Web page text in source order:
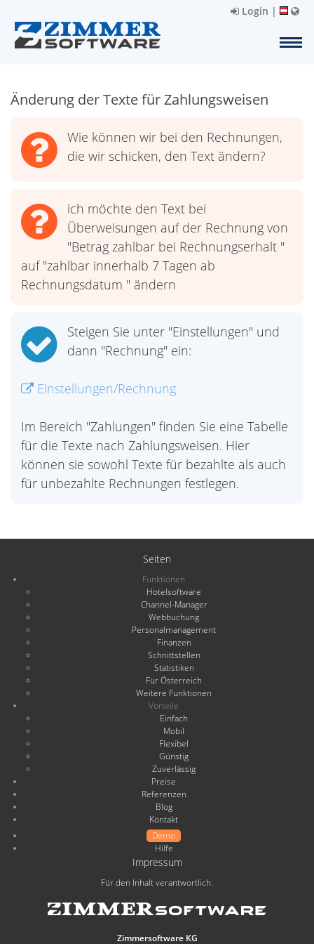
Login |
Änderung der Texte für Zahlungsweisen
Wie können wir bei den Rechnungen,
die wir schicken, den Text ändern?
ich möchte den Text bei
Überweisungen auf der Rechnung von
"Betrag zahlbar bei Rechnungserhalt "
auf "zahlbar innerhalb 7 Tagen ab
Rechnungsdatum " ändern
Steigen Sie unter "Einstellungen" und
dann "Rechnung" ein:
Einstellungen/Rechnung
Im Bereich "Zahlungen" finden Sie eine Tabelle
für die Texte nach Zahlungsweisen. Hier
können sie sowohl Texte für bezahlte als auch
für unbezahlte Rechnungen festlegen.
Seiten
Funktionen
Hotelsoftware
Channel-Manager
Webbuchung
Personalmanagement
Finanzen
Schnittstellen
Statistiken
Für Österreich
Weitere Funktionen
Vorteile
Einfach
Mobil
Flexibel
Günstig
Zuverlässig
Preise
Referenzen
Blog
Kontakt
Demo
Hilfe
Impressum
Für den Inhalt verantwortlich:
Zimmersoftware KG